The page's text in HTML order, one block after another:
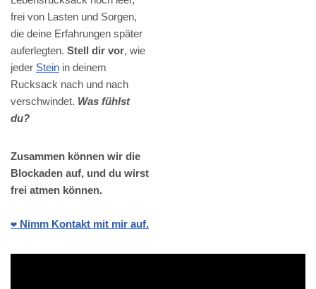
frei von Lasten und Sorgen,
die deine Erfahrungen später
auferlegten. Stell dir vor, wie
jeder Stein in deinem
Rucksack nach und nach
verschwindet. Was fühlst
du?
Zusammen können wir die
Blockaden auf, und du wirst
frei atmen können.
❤️ Nimm Kontakt mit mir auf.